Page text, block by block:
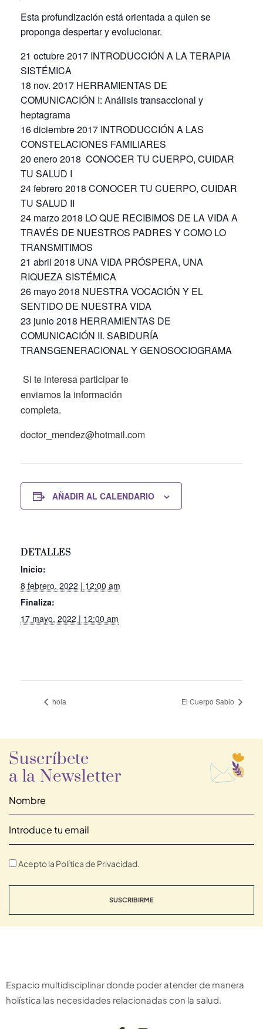
Esta profundización está orientada a quien se
proponga despertar y evolucionar.
21 octubre 2017 INTRODUCCIÓN A LA TERAPIA
SISTÉMICA
18 nov. 2017 HERRAMIENTAS DE
COMUNICACIÓN I: Análisis transaccional y
heptagrama
16 diciembre 2017 INTRODUCCIÓN A LAS
CONSTELACIONES FAMILIARES
20 enero 2018 CONOCER TU CUERPO, CUIDAR
TU SALUD I
24 febrero 2018 CONOCER TU CUERPO, CUIDAR
TU SALUD II
24 marzo 2018 LO QUE RECIBIMOS DE LA VIDA A
TRAVÉS DE NUESTROS PADRES Y COMO LO
TRANSMITIMOS
21 abril 2018 UNA VIDA PRÓSPERA, UNA
RIQUEZA SISTÉMICA
26 mayo 2018 NUESTRA VOCACIÓN Y EL
SENTIDO DE NUESTRA VIDA
23 junio 2018 HERRAMIENTAS DE
COMUNICACIÓN II. SABIDURÍA
TRANSGENERACIONAL Y GENOSOCIOGRAMA
Si te interesa participar te
enviamos la información
completa.
doctor_mendez@hotmail.com
AÑADIR AL CALENDARIO
DETALLES
Inicio:
8 febrero, 2022 | 12:00 am
Finaliza:
17 mayo, 2022 | 12:00 am
hola El Cuerpo Sabio
Suscríbete
a la Newsletter
Acepto la Política de Privacidad.
SUSCRIBIRME
Espacio multidisciplinar donde poder atender de manera
holística las necesidades relacionadas con la salud.